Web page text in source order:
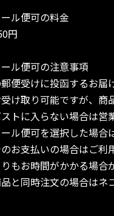
ル便可の料金
円
ル便可の注意事項
便受けに投函するお届
け取り可能ですが、商
トに入らない場合は営
ル便可を選択した場合
お支払いの場合はご利
もお時間がかかる場合
と同時注文の場合はネ